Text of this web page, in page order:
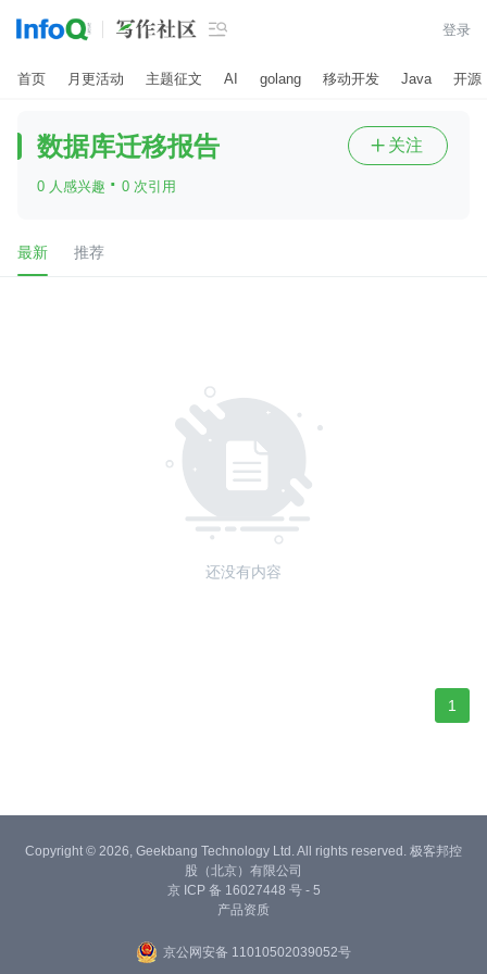
 登录
首页 月更活动 主题征文 AI golang 移动开发 Java 开源
数据库迁移报告
0 人感兴趣 · 0 次引用
 关注
最新 推荐
还没有内容
1
Copyright © 2026, Geekbang Technology Ltd. All rights reserved. 极客邦控
股（北京）有限公司
京 ICP 备 16027448 号 - 5
产品资质
京公网安备 11010502039052号